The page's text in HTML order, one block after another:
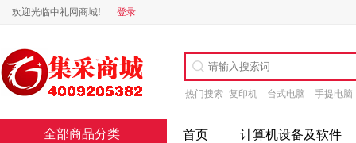
欢迎光临中礼网商城! 登录
热门搜索 复印机 台式电脑 手提电脑
全部商品分类 首页 计算机设备及软件